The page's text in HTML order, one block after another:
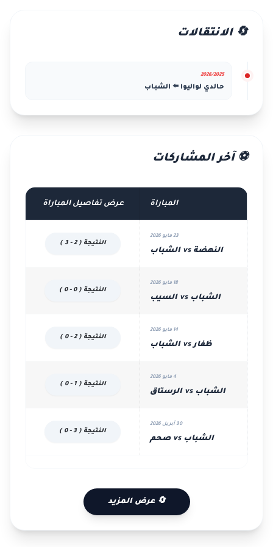
🔄 الانتقالات
2026/2025
حالدي لواليوا ⬅️ الشباب
⚽ آخر المشاركات
المباراة عرض تفاصيل المباراة
23 مايو 2026
النهضة vs الشباب
النتيجة ( 2 - 3 )
18 مايو 2026
الشباب vs السيب
النتيجة ( 0 - 0 )
14 مايو 2026
ظفار vs الشباب
النتيجة ( 2 - 0 )
4 مايو 2026
الشباب vs الرستاق
النتيجة ( 1 - 0 )
30 أبريل 2026
الشباب vs صحم
النتيجة ( 3 - 0 )
🔄 عرض المزيد